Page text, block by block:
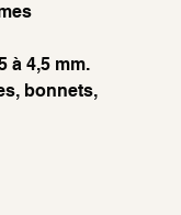
à 4,5 mm.
bonnets,